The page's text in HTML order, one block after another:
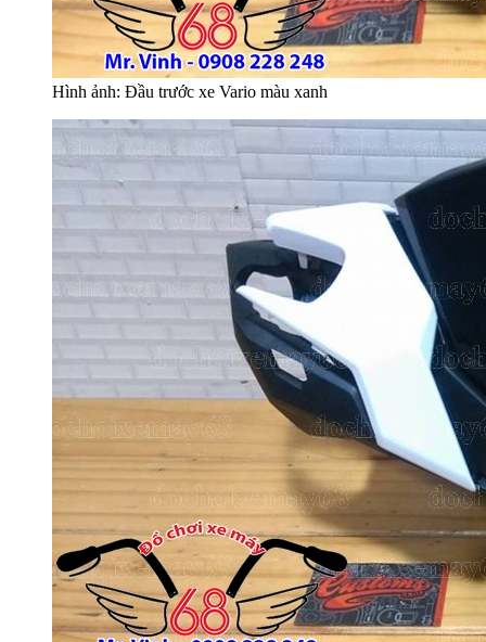
Hình ảnh: Đầu trước xe Vario màu xanh